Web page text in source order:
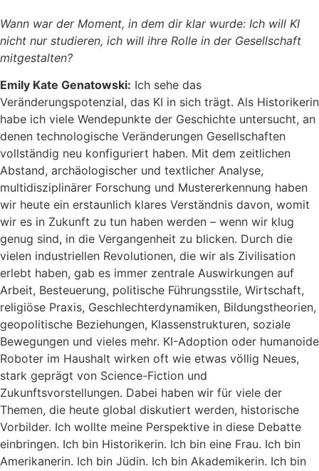
Wann war der Moment, in dem dir klar wurde: Ich will KI
nicht nur studieren, ich will ihre Rolle in der Gesellschaft
mitgestalten?
Emily Kate Genatowski: Ich sehe das
Veränderungspotenzial, das KI in sich trägt. Als Historikerin
habe ich viele Wendepunkte der Geschichte untersucht, an
denen technologische Veränderungen Gesellschaften
vollständig neu konfiguriert haben. Mit dem zeitlichen
Abstand, archäologischer und textlicher Analyse,
multidisziplinärer Forschung und Mustererkennung haben
wir heute ein erstaunlich klares Verständnis davon, womit
wir es in Zukunft zu tun haben werden – wenn wir klug
genug sind, in die Vergangenheit zu blicken. Durch die
vielen industriellen Revolutionen, die wir als Zivilisation
erlebt haben, gab es immer zentrale Auswirkungen auf
Arbeit, Besteuerung, politische Führungsstile, Wirtschaft,
religiöse Praxis, Geschlechterdynamiken, Bildungstheorien,
geopolitische Beziehungen, Klassenstrukturen, soziale
Bewegungen und vieles mehr. KI-Adoption oder humanoide
Roboter im Haushalt wirken oft wie etwas völlig Neues,
stark geprägt von Science-Fiction und
Zukunftsvorstellungen. Dabei haben wir für viele der
Themen, die heute global diskutiert werden, historische
Vorbilder. Ich wollte meine Perspektive in diese Debatte
einbringen. Ich bin Historikerin. Ich bin eine Frau. Ich bin
Amerikanerin. Ich bin Jüdin. Ich bin Akademikerin. Ich bin